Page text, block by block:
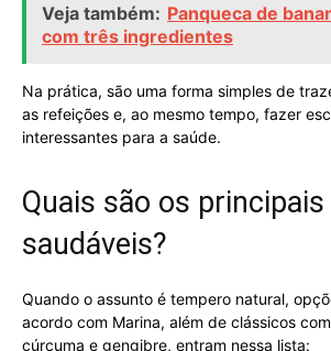
Veja também: Panqueca de
com três ingredientes
Na prática, são uma forma simples de
as refeições e, ao mesmo tempo, fazer
interessantes para a saúde.
Quais são os
saudáveis?
Quando o assunto é tempero natural,
acordo com Marina, além de clássicos
cúrcuma e gengibre, entram nessa lista: